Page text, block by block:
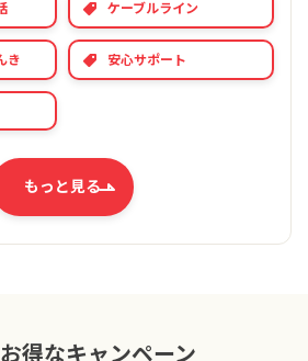
ケーブルライン
き 安心サポート
もっと見る
お得なキャンペーン